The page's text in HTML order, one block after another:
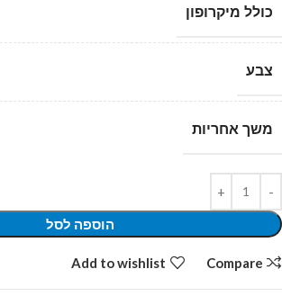
כולל מיקרופון
צבע
משך אחריות
הוספה לסל
Compare
Add to wishlist